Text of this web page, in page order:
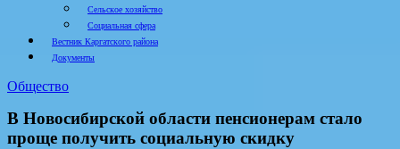
Сельское хозяйство
Социальная сфера
Вестник Каргатского района
Документы
Общество
В Новосибирской области пенсионерам стало
проще получить социальную скидку